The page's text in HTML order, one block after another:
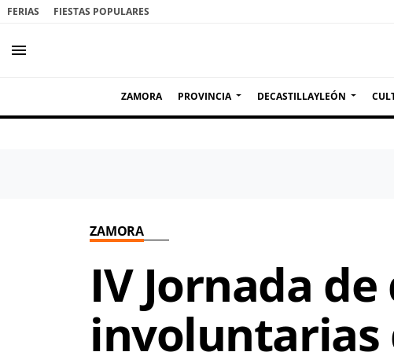
FERIAS FIESTAS POPULARES
menu
ZAMORA PROVINCIA DECASTILLAYLEÓN
ZAMORA
IV Jornada
involuntarias